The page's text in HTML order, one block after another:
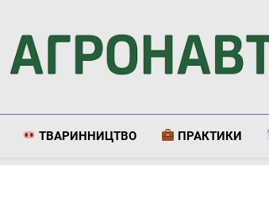
ТВАРИННИЦТВО ПРАКТИКИ